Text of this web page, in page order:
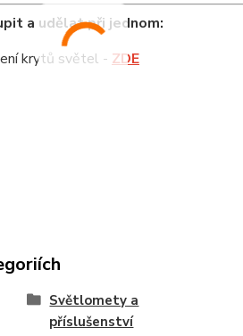
a udělat při jednom:
krytů světel - ZDE
Světlomety a
příslušenství